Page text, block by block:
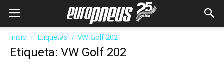
Inicio Etiquetas VW Golf 202
Etiqueta: VW Golf 202